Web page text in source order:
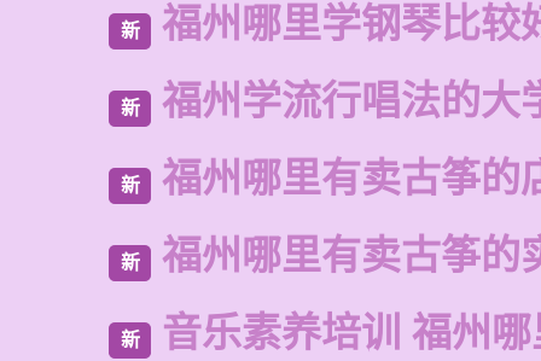
新 福州哪里学钢琴比较
新 福州学流行唱法的大
新 福州哪里有卖古筝的
新 福州哪里有卖古筝的
新 音乐素养培训 福州